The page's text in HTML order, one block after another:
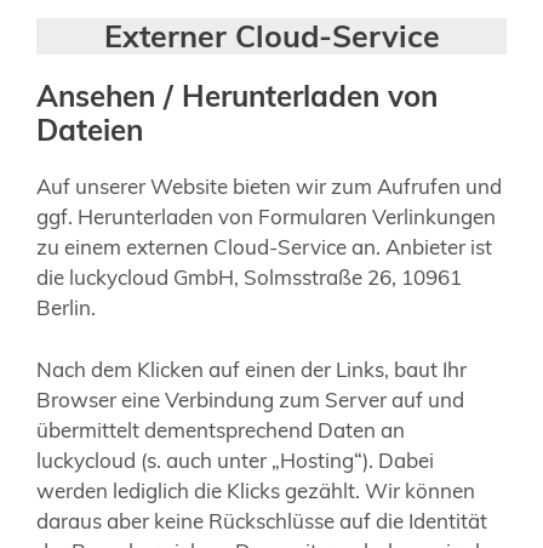
Externer Cloud-Service
Ansehen / Herunterladen von
Dateien
Auf unserer Website bieten wir zum Aufrufen und
ggf. Herunterladen von Formularen Verlinkungen
zu einem externen Cloud-Service an. Anbieter ist
die luckycloud GmbH, Solmsstraße 26, 10961
Berlin.
Nach dem Klicken auf einen der Links, baut Ihr
Browser eine Verbindung zum Server auf und
übermittelt dementsprechend Daten an
luckycloud (s. auch unter „Hosting“). Dabei
werden lediglich die Klicks gezählt. Wir können
daraus aber keine Rückschlüsse auf die Identität